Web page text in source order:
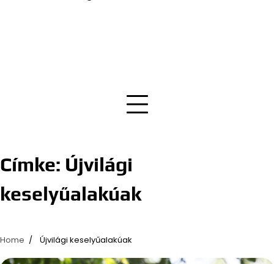
Címke: Újvilági
keselyűalakúak
Home Újvilági keselyűalakúak